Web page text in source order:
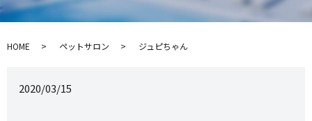
HOME ペットサロン ジュピちゃん
2020/03/15